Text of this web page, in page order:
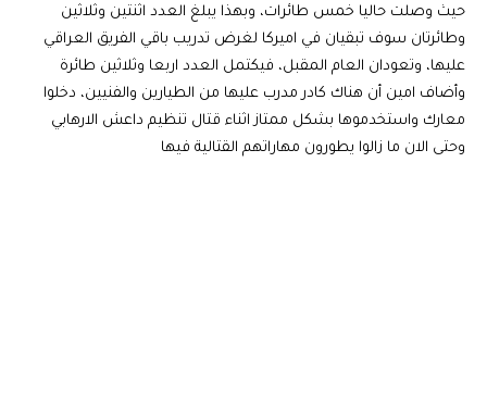
حيث وصلت حاليا خمس طائرات، وبهذا يبلغ العدد اثنتين وثلاثين
وطائرتان سوف تبقيان في اميركا لغرض تدريب باقي الفريق العراقي
عليها، وتعودان العام المقبل، فيكتمل العدد اربعا وثلاثين طائرة
وأضاف امين أن هناك كادر مدرب عليها من الطيارين والفنيين، دخلوا
معارك واستخدموها بشكل ممتاز اثناء قتال تنظيم داعش الارهابي
وحتى الان ما زالوا يطورون مهاراتهم القتالية فيها